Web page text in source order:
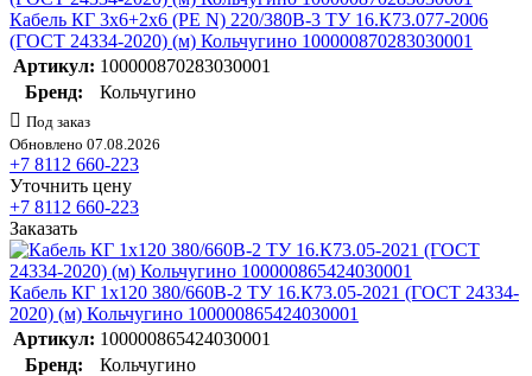
Кабель КГ 3х6+2х6 (PE N) 220/380В-3 ТУ 16.К73.077-2006
(ГОСТ 24334-2020) (м) Кольчугино 100000870283030001
Артикул: 100000870283030001
Бренд:
Кольчугино
Под заказ
Обновлено 07.08.2026
+7 8112 660-223
Уточнить цену
+7 8112 660-223
Заказать
Кабель КГ 1х120 380/660В-2 ТУ 16.К73.05-2021 (ГОСТ 24334-
2020) (м) Кольчугино 100000865424030001
Артикул: 100000865424030001
Бренд:
Кольчугино